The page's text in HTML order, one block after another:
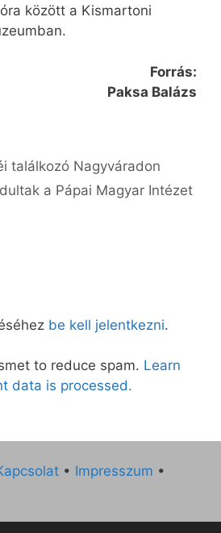
között a Kismartoni
Forrás:
Paksa Balázs
találkozó Nagyváradon
a Pápai Magyar Intézet
be kell jelentkezni.
to reduce spam. Learn
data is processed.
• Impresszum •